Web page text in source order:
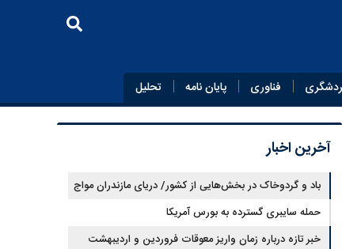
فناوری پایان‌ نامه تحلیل
آخرین اخبار
باد و گردوخاک در بخش‌هایی از کشور/ دریای مازندران مواج
است
حمله سایبری گسترده به بورس آمریکا
خبر تازه درباره زمان واریز معوقات فروردین و اردیبهشت